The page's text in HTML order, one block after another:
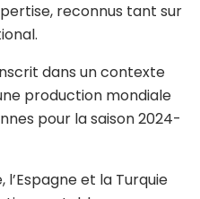
reconnus tant sur
dans un contexte
production mondiale
pour la saison 2024-
l’Espagne et la Turquie